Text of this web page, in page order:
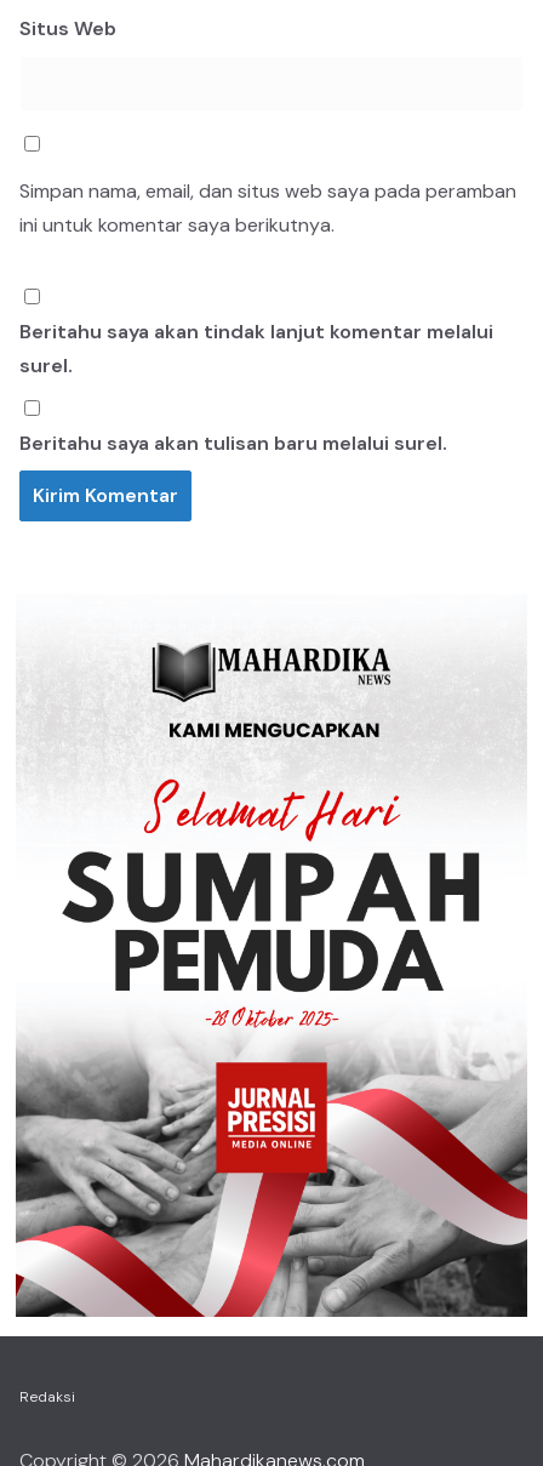
Situs Web
Simpan nama, email, dan situs web saya pada peramban
ini untuk komentar saya berikutnya.
Beritahu saya akan tindak lanjut komentar melalui
surel.
Beritahu saya akan tulisan baru melalui surel.
Redaksi
Copyright © 2026 Mahardikanews.com